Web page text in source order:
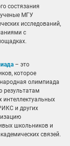
состязания
ученые МГУ
исследований,
с
– это
которое
олимпиада
результатам
интеллектуальных
и других
школьников и
связей.